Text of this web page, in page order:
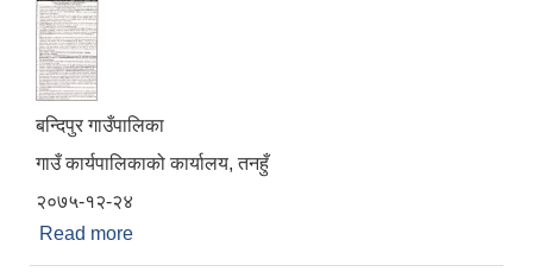
बन्दिपुर गाउँपालिका
गाउँ कार्यपालिकाको कार्यालय, तनहुँ
२०७५-१२-२४
Read more